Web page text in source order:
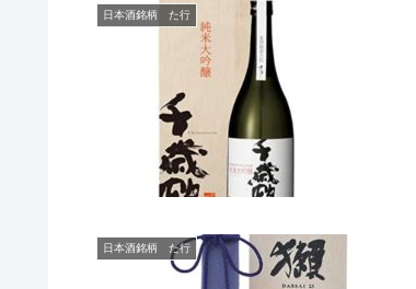
日本酒銘柄 た行
日本酒銘柄 た行